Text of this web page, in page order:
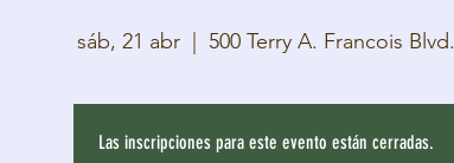
sáb, 21 abr
  |
500 Terry A. Francois Blvd.
Las inscripciones para este evento están cerradas.